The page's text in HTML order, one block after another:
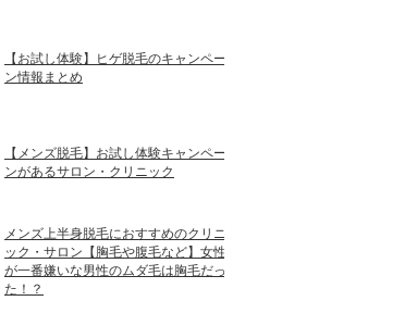
【お試し体験】ヒゲ脱毛のキャンペー
ン情報まとめ
【メンズ脱毛】お試し体験キャンペー
ンがあるサロン・クリニック
メンズ上半身脱毛におすすめのクリニ
ック・サロン【胸毛や腹毛など】女性
が一番嫌いな男性のムダ毛は胸毛だっ
た！？